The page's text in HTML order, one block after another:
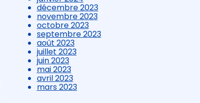
décembre 2023
novembre 2023
octobre 2023
septembre 2023
août 2023
juillet 2023
juin 2023
mai 2023
avril 2023
mars 2023